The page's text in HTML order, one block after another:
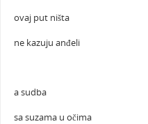
ovaj put ništa
ne kazuju anđeli
a sudba
sa suzama u očima